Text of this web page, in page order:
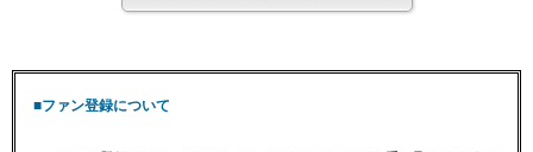
■ファン登録について